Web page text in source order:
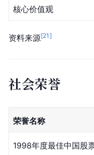
核心价值观
资料来源[21 ]
社会荣誉
荣誉名称
1998年度最佳中国股